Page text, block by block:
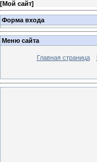
[Мой сайт]
Форма входа
Меню сайта
Главная страница